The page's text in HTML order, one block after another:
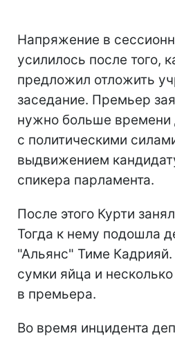
Напряжение в
усилилось после того,
предложил отложить
заседание. Премьер
нужно больше времени
с политическими
выдвижением
спикера парламента.
После этого Курти
Тогда к нему подошла
"Альянс" Тиме
сумки яйца и
в премьера.
Во время инцидента